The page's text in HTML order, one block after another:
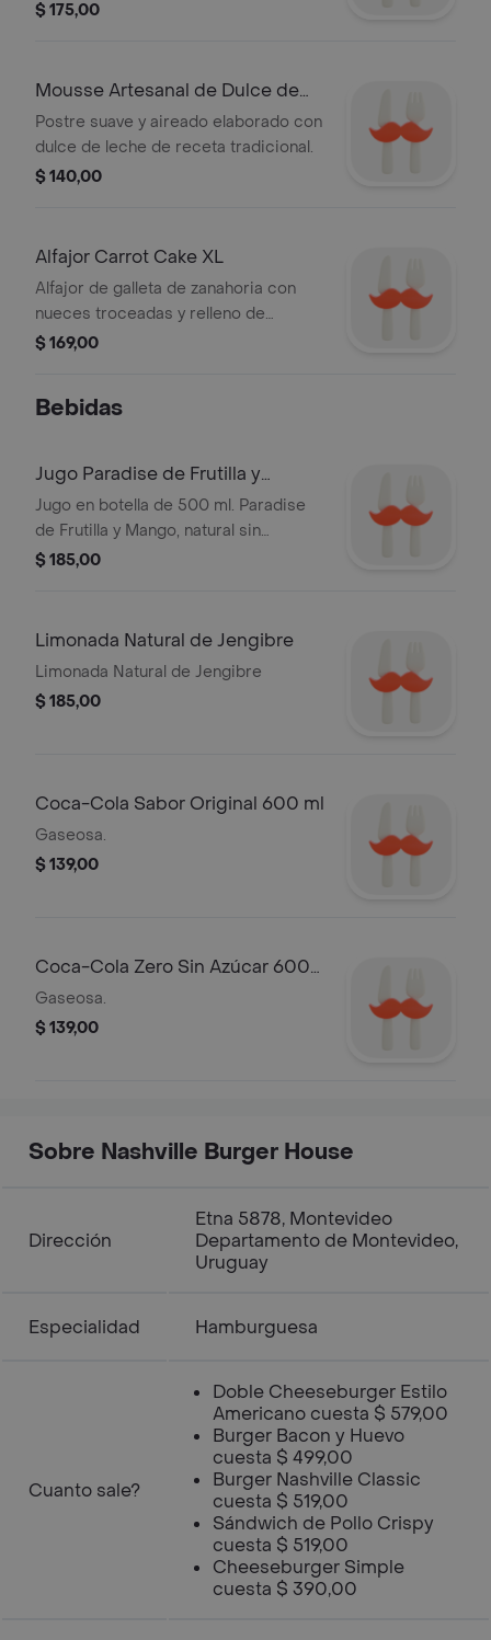
tostado.
$ 175,00
Mousse Artesanal de Dulce de
Leche
Postre suave y aireado elaborado con
dulce de leche de receta tradicional.
$ 140,00
Alfajor Carrot Cake XL
Alfajor de galleta de zanahoria con
nueces troceadas y relleno de
frosting de queso.
$ 169,00
Bebidas
Jugo Paradise de Frutilla y
Mango
Jugo en botella de 500 ml. Paradise
de Frutilla y Mango, natural sin
conservantes ni azúcares agregados.
$ 185,00
Limonada Natural de Jengibre
Limonada Natural de Jengibre
$ 185,00
Coca-Cola Sabor Original 600 ml
Gaseosa.
$ 139,00
Coca-Cola Zero Sin Azúcar 600
ml
Gaseosa.
$ 139,00
Sobre Nashville Burger House
Dirección
Etna 5878, Montevideo
Departamento de Montevideo,
Uruguay
Especialidad Hamburguesa
Cuanto sale?
Doble Cheeseburger Estilo
Americano cuesta $ 579,00
Burger Bacon y Huevo
cuesta $ 499,00
Burger Nashville Classic
cuesta $ 519,00
Sándwich de Pollo Crispy
cuesta $ 519,00
Cheeseburger Simple
cuesta $ 390,00